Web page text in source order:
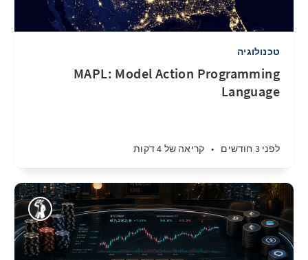
טכנולוגיה
MAPL: Model Action Programming
Language
לפני 3 חודשים • קריאה של 4 דקות